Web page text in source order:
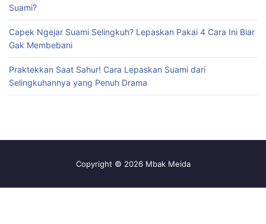
Suami?
Capek Ngejar Suami Selingkuh? Lepaskan Pakai 4 Cara Ini Biar
Gak Membebani
Praktekkan Saat Sahur! Cara Lepaskan Suami dari
Selingkuhannya yang Penuh Drama
Copyright © 2026 Mbak Meida